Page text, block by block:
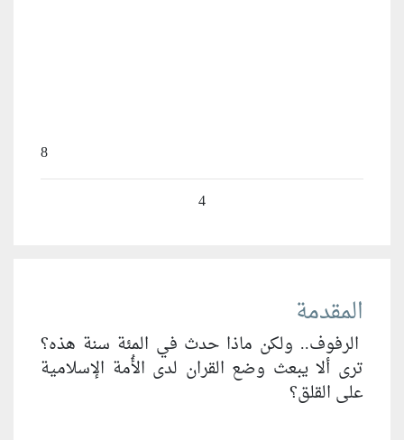
8
4
المقدمة
الرفوف.. ولكن ماذا حدث في المئة سنة هذه؟
ترى ألا يبعث وضع القران لدى الأُمة الإسلامية
على القلق؟